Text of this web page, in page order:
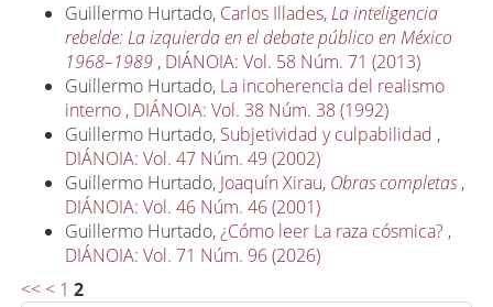
Guillermo Hurtado, Carlos Illades, La inteligencia
rebelde: La izquierda en el debate público en México
1968–1989 , DIÁNOIA: Vol. 58 Núm. 71 (2013)
Guillermo Hurtado, La incoherencia del realismo
interno , DIÁNOIA: Vol. 38 Núm. 38 (1992)
Guillermo Hurtado, Subjetividad y culpabilidad ,
DIÁNOIA: Vol. 47 Núm. 49 (2002)
Guillermo Hurtado, Joaquín Xirau, Obras completas ,
DIÁNOIA: Vol. 46 Núm. 46 (2001)
Guillermo Hurtado,¿Cómo leer La raza cósmica? ,
DIÁNOIA: Vol. 71 Núm. 96 (2026)
<< < 1 2